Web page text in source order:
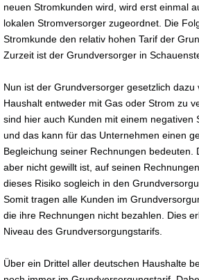
neuen Stromkunden wird, wird erst einmal
lokalen Stromversorger zugeordnet. Die
Stromkunde den relativ hohen Tarif der
Zurzeit ist der Grundversorger in
Nun ist der Grundversorger gesetzlich dazu
Haushalt entweder mit Gas oder Strom zu
sind hier auch Kunden mit einem negativen
und das kann für das Unternehmen einen
Begleichung seiner Rechnungen bedeuten.
aber nicht gewillt ist, auf seinen
dieses Risiko sogleich in den
Somit tragen alle Kunden im
die ihre Rechnungen nicht bezahlen. Dies
Niveau des Grundversorgungstarifs.
Über ein Drittel aller deutschen Haushalte